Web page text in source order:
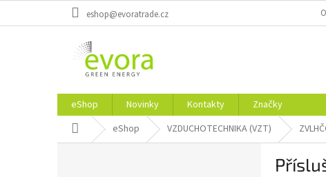
eshop@evoratrade.cz
eShop Novinky Kontakty
Značky
Domov eShop VZDUCHOTECHNIKA (VZT)